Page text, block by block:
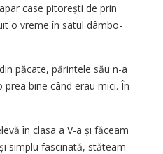
case pitorești de prin
o vreme în satul dâmbo­
păcate, părintele său n-a
bine când erau mici. În
în clasa a V-a și făceam
simplu fascinată, stăteam